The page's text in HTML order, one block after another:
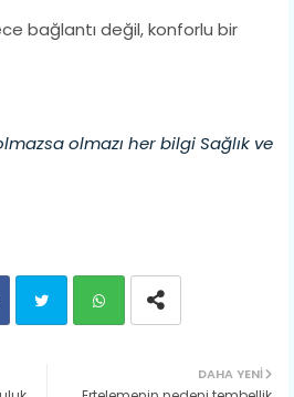
bağlantı değil, konforlu bir
olmazı her bilgi Sağlık ve
DAHA YENI